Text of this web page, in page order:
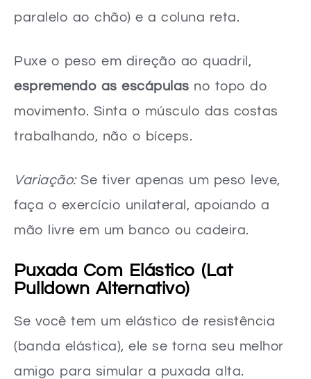
paralelo ao chão) e a coluna reta.
Puxe o peso em direção ao quadril,
espremendo as escápulas no topo do
movimento. Sinta o músculo das costas
trabalhando, não o bíceps.
Variação:Se tiver apenas um peso leve,
faça o exercício unilateral, apoiando a
mão livre em um banco ou cadeira.
Puxada Com Elástico (Lat
Pulldown Alternativo)
Se você tem um elástico de resistência
(banda elástica), ele se torna seu melhor
amigo para simular a puxada alta.